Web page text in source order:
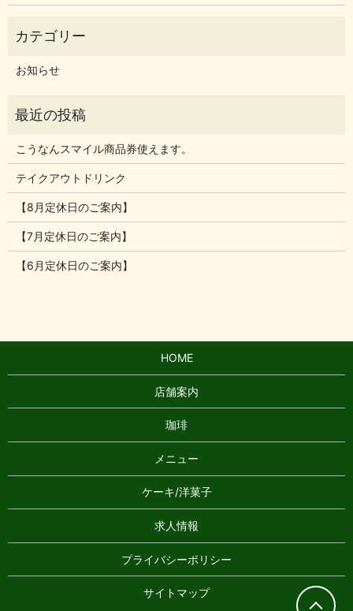
お知らせ
こうなんスマイル商品券使えます。
テイクアウトドリンク
【8月定休日のご案内】
【7月定休日のご案内】
【6月定休日のご案内】
HOME
店舗案内
珈琲
メニュー
ケーキ/洋菓子
求人情報
プライバシーポリシー
サイトマップ